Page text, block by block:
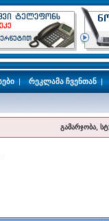
| რეკლამა ჩვენთან|
გამარჯობა,